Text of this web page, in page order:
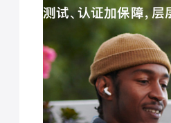
测试、认证加保障，层